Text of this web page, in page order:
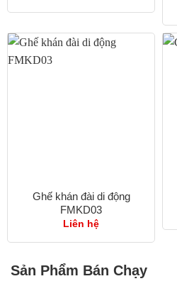
Ghế khán đài di động
FMKD03
Liên hệ
Sản Phẩm Bán Chạy